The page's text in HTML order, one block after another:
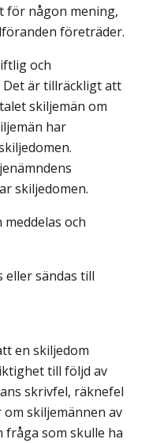
för någon mening,
företräder.
och
Det är tillräckligt att
skiljemän om
har
skiljedomen.
och
eller sändas till
en skiljedom
till följd av
skrivfel, räknefel
skiljemännen av
som skulle ha